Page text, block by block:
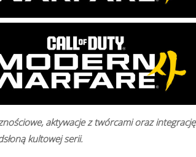
aktywacje z twórcami oraz integrację
kultowej serii.